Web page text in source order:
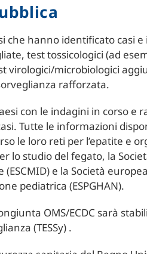
che hanno identificato casi
test tossicologici (ad
virologici/microbiologici
rafforzata.
con le indagini in corso e
Tutte le informazioni
le loro reti per l’epatite e
lo studio del fegato, la
e la Società
pediatrica (ESPGHAN).
OMS/ECDC sarà
(TESSy) .